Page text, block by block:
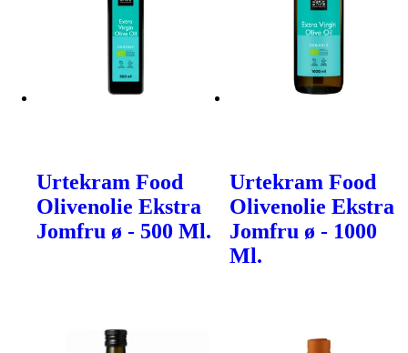
Urtekram Food
Olivenolie Ekstra
Jomfru ø - 500 Ml.
Urtekram Food
Olivenolie Ekstra
Jomfru ø - 1000
Ml.